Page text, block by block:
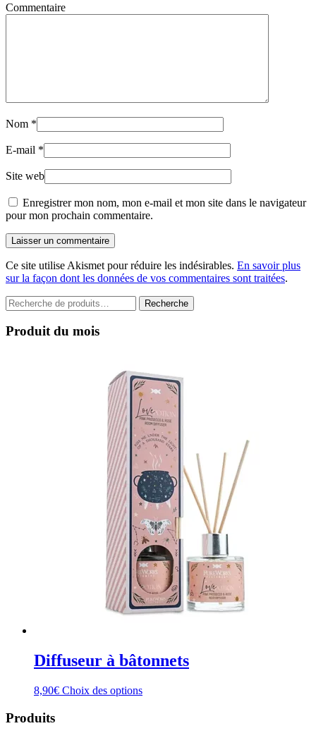
Commentaire
Nom *
E-mail *
Site web
Enregistrer mon nom, mon e-mail et mon site dans le navigateur
pour mon prochain commentaire.
Laisser un commentaire
Ce site utilise Akismet pour réduire les indésirables. En savoir plus
sur la façon dont les données de vos commentaires sont traitées.
Recherche
pour :
Recherche
Produit du mois
Diffuseur à bâtonnets
8,90€ Choix des optionsCe
Produits